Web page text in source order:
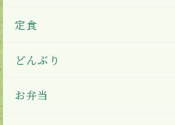
定食
どんぶり
お弁当